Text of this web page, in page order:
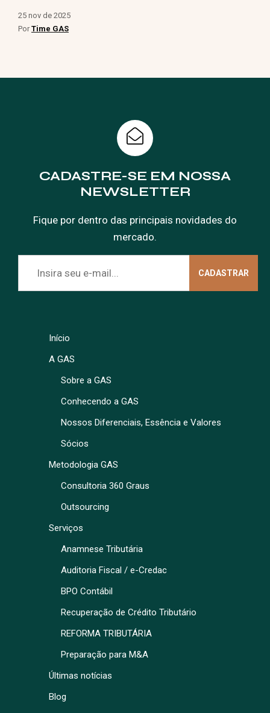
25 nov de 2025
Por Time GAS
CADASTRE-SE EM NOSSA
NEWSLETTER
Fique por dentro das principais novidades do
mercado.
Início
A GAS
Sobre a GAS
Conhecendo a GAS
Nossos Diferenciais, Essência e Valores
Sócios
Metodologia GAS
Consultoria 360 Graus
Outsourcing
Serviços
Anamnese Tributária
Auditoria Fiscal / e-Credac
BPO Contábil
Recuperação de Crédito Tributário
REFORMA TRIBUTÁRIA
Preparação para M&A
Últimas notícias
Blog